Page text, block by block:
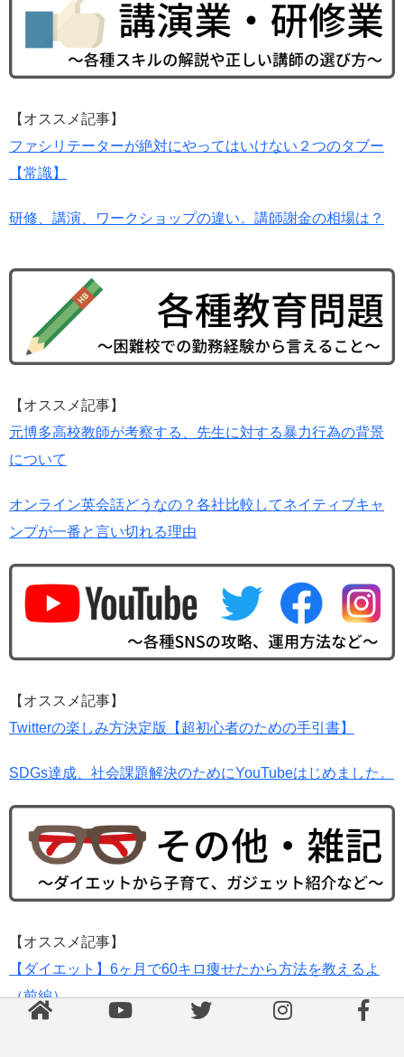
【オススメ記事】
ファシリテーターが絶対にやってはいけない２つのタブー
【常識】
研修、講演、ワークショップの違い。講師謝金の相場は？
【オススメ記事】
元博多高校教師が考察する、先生に対する暴力行為の背景
について
オンライン英会話どうなの？各社比較してネイティブキャ
ンプが一番と言い切れる理由
【オススメ記事】
Twitterの楽しみ方決定版【超初心者のための手引書】
SDGs達成、社会課題解決のためにYouTubeはじめました。
【オススメ記事】
【ダイエット】6ヶ月で60キロ痩せたから方法を教えるよ
（前編）